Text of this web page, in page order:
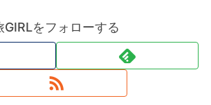
GIRLをフォローする